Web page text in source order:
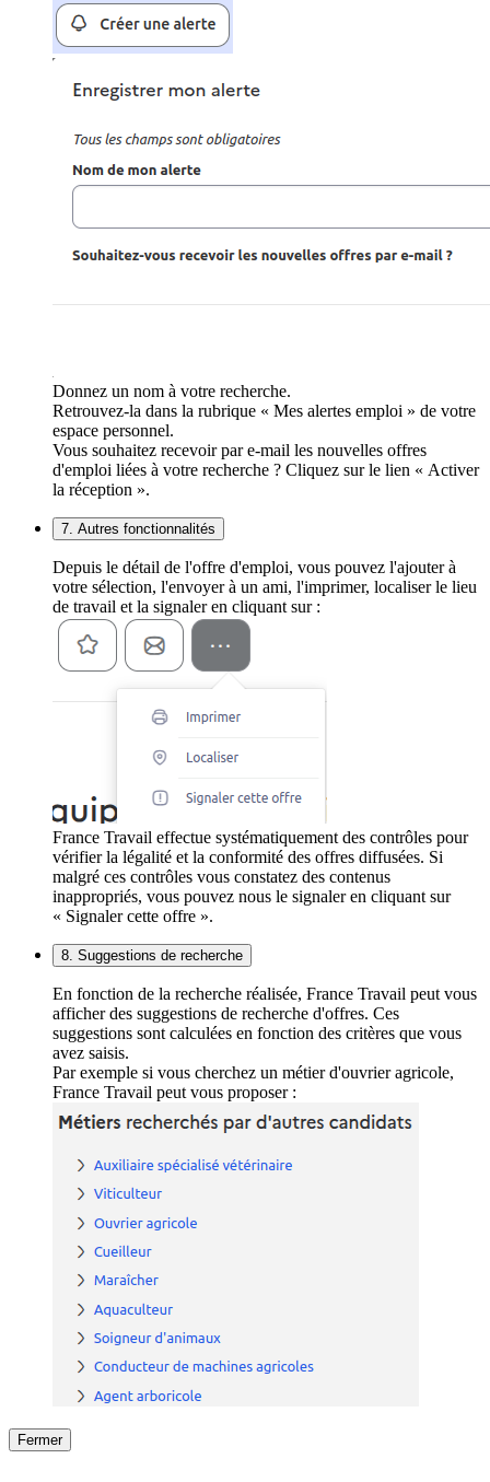
Donnez un nom à votre recherche.
Retrouvez-la dans la rubrique « Mes alertes emploi » de votre
espace personnel.
Vous souhaitez recevoir par e-mail les nouvelles offres
d'emploi liées à votre recherche ? Cliquez sur le lien « Activer
la réception ».
7. Autres fonctionnalités
Depuis le détail de l'offre d'emploi, vous pouvez l'ajouter à
votre sélection, l'envoyer à un ami, l'imprimer, localiser le lieu
de travail et la signaler en cliquant sur :
France Travail effectue systématiquement des contrôles pour
vérifier la légalité et la conformité des offres diffusées. Si
malgré ces contrôles vous constatez des contenus
inappropriés, vous pouvez nous le signaler en cliquant sur
« Signaler cette offre ».
8. Suggestions de recherche
En fonction de la recherche réalisée, France Travail peut vous
afficher des suggestions de recherche d'offres. Ces
suggestions sont calculées en fonction des critères que vous
avez saisis.
Par exemple si vous cherchez un métier d'ouvrier agricole,
France Travail peut vous proposer :
Fermer